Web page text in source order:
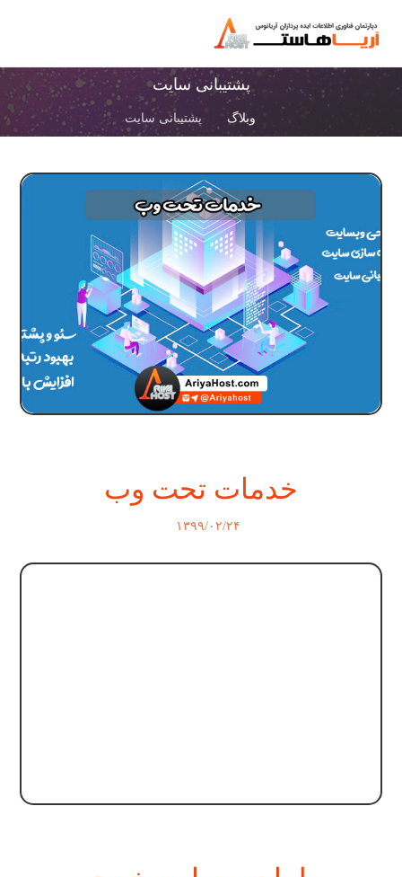
پشتیبانی سایت
وبلاگ پشتیبانی سایت
خدمات تحت وب
۱۳۹۹/۰۲/۲۴